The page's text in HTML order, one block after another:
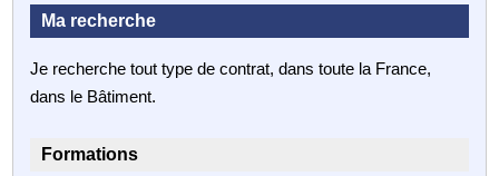
Ma recherche
Je recherche tout type de contrat, dans toute la France,
dans le Bâtiment.
Formations